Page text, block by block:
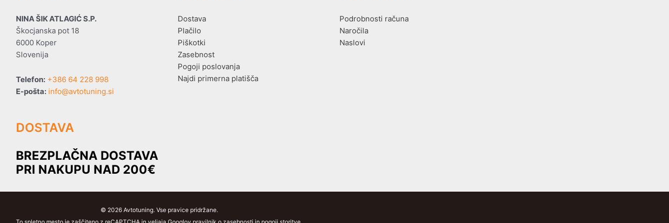
NINA ŠIK ATLAGIĆ S.P.
Škocjanska pot 18
6000 Koper
Slovenija
Telefon: +386 64 228 998
E-pošta: info@avtotuning.si
DOSTAVA
BREZPLAČNA DOSTAVA
PRI NAKUPU NAD 200€
Dostava
Plačilo
Piškotki
Zasebnost
Pogoji poslovanja
Najdi primerna platišča
Podrobnosti računa
Naročila
Naslovi
© 2026 Avtotuning. Vse pravice pridržane.